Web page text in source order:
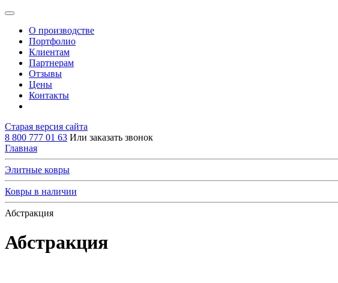
О производстве
Портфолио
Клиентам
Партнерам
Отзывы
Цены
Контакты
Старая версия сайта
8 800 777 01 63 Или заказать звонок
Главная
Элитные ковры
Ковры в наличии
Абстракция
Абстракция